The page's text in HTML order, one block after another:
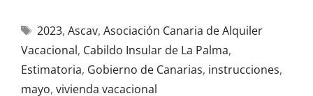
2023, Ascav, Asociación Canaria de Alquiler
Vacacional, Cabildo Insular de La Palma,
Estimatoria, Gobierno de Canarias, instrucciones,
mayo, vivienda vacacional